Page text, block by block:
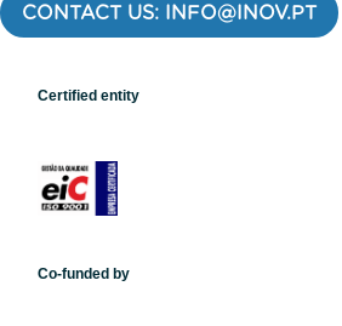
CONTACT US: INFO@INOV.PT
Certified entity
Co-funded by